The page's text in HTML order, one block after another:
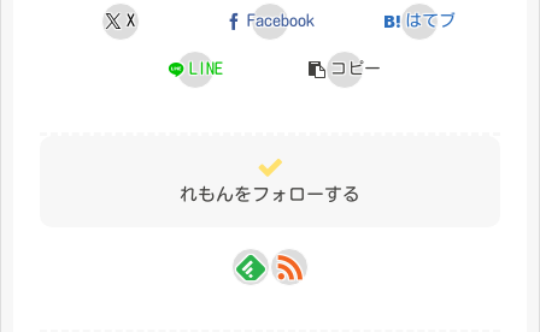
X Facebook はてブ
LINE コピー
れもんをフォローする